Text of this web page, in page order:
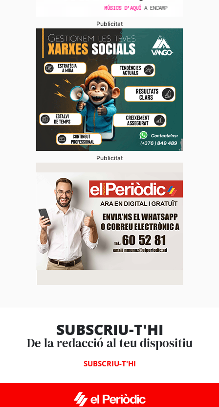
Publicitat
Publicitat
SUBSCRIU-T'HI
De la redacció al teu dispositiu
SUBSCRIU-T'HI